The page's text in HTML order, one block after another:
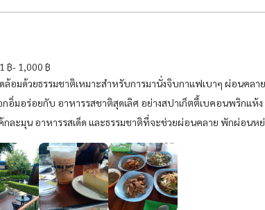
฿- 1,000 ฿
ล้อมด้วยธรรมชาติเหมาะสำหรับการมานั่งจิบกาแฟเบาๆ ผ่อนคลา
อิ่มอร่อยกับ อาหารรสชาติสุดเลิศ อย่างสปาเก็ตตี้เบคอนพริกแห้
กละมุน อาหารรสเด็ด และธรรมชาติที่จะช่วยผ่อนคลาย พักผ่อนห